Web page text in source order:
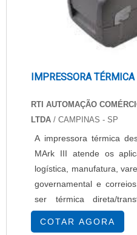
IMPRESSORA
RTI AUTOMAÇÃO
LTDA / CAMPINAS - SP
A impressora térmica
MArk III atende os
logística, manufatura,
governamental e
ser térmica direta/
impressora térmica
quatro modelos
COTAR AGORA